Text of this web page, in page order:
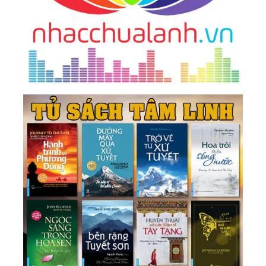
49.Kim Thân Cha Giảng Về Chữ “Lễ” (1978)
50.
Kim Thân Cha Giảng Về Cách Phục Sức Của
Người Tu (1978)
Buổi Hội Ngộ Tại Tân Dân Đàn Qua Điển Quang
Giáng Xuống Của Kim Thân Ngọc Đế Và Quán Âm
Nam Hải (1978)
52.Huấn Từ Của Kim Thân Cha Dịp Mồng 1 Tết
Xuân Kỷ Mùi Tại Tân Dân Đàn (1979)
53.Huấn Từ Của Kim Thân Cha Nhân Tân Dân Đàn
Làm Lễ Tiễn Đi Quy Ẩn 23/2/1979
54.Huấn Từ Của Kim Thân Cha Nhân Phái Tu Vô
Vi Làm Lễ Tiễn Đi Quy Ẩn 25/2/1979
55. Huấn Từ Của Kim Thân Cha Nhân Một Số Bạn